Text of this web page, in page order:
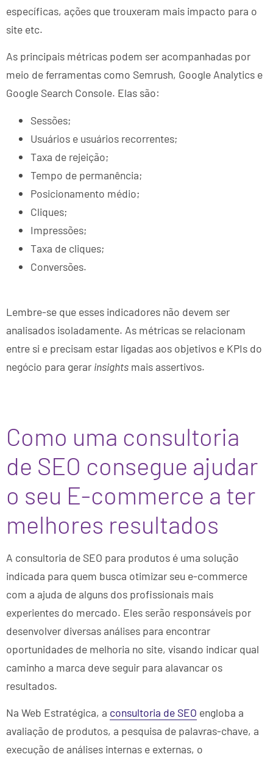
específicas, ações que trouxeram mais impacto para o
site etc.
As principais métricas podem ser acompanhadas por
meio de ferramentas como Semrush, Google Analytics e
Google Search Console. Elas são:
Sessões;
Usuários e usuários recorrentes;
Taxa de rejeição;
Tempo de permanência;
Posicionamento médio;
Cliques;
Impressões;
Taxa de cliques;
Conversões.
Lembre-se que esses indicadores não devem ser
analisados isoladamente. As métricas se relacionam
entre si e precisam estar ligadas aos objetivos e KPIs do
negócio para gerar insights mais assertivos.
Como uma consultoria
de SEO consegue ajudar
o seu E-commerce a ter
melhores resultados
A consultoria de SEO para produtos é uma solução
indicada para quem busca otimizar seu e-commerce
com a ajuda de alguns dos profissionais mais
experientes do mercado. Eles serão responsáveis por
desenvolver diversas análises para encontrar
oportunidades de melhoria no site, visando indicar qual
caminho a marca deve seguir para alavancar os
resultados.
Na Web Estratégica, a consultoria de SEO engloba a
avaliação de produtos, a pesquisa de palavras-chave, a
execução de análises internas e externas, o